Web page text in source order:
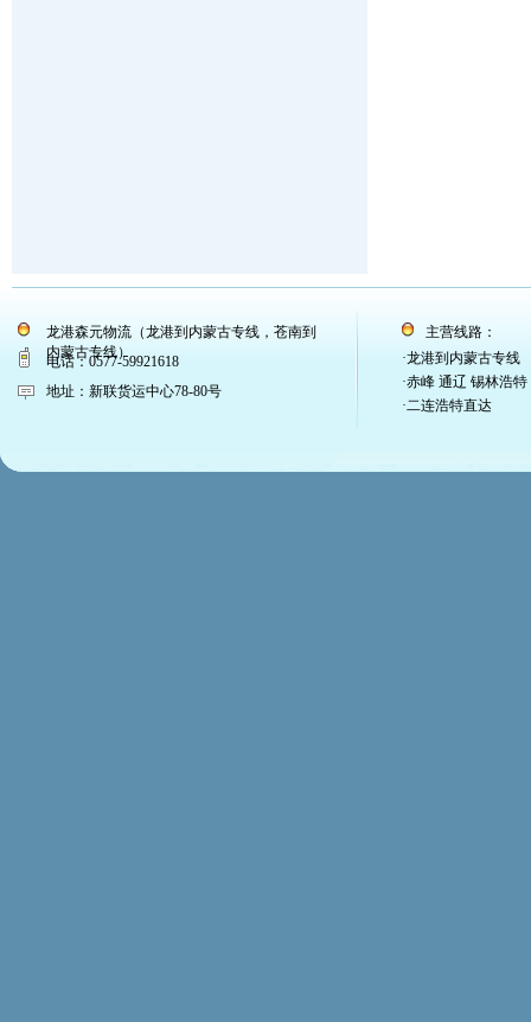
龙港森元物流（龙港到内蒙古专线，苍南到
内蒙古专线）
电话：0577-59921618
地址：新联货运中心78-80号
主营线路：
·龙港到内蒙古专线
·赤峰 通辽 锡林浩特
·二连浩特直达